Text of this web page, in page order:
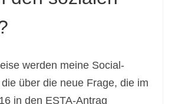
werden meine Social-
über die neue Frage, die im
in den ESTA-Antrag